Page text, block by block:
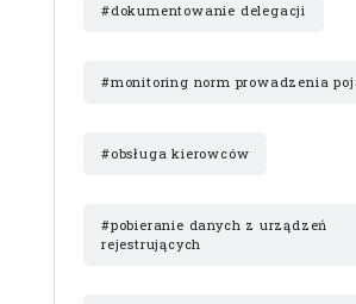
#dokumentowanie delegacji
#monitoring norm prowadzenia
#obsługa kierowców
#pobieranie danych z urządzeń
rejestrujących